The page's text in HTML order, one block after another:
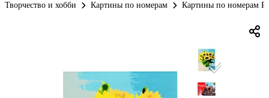
Творчество и хобби Картины по номерам Картины по номерам